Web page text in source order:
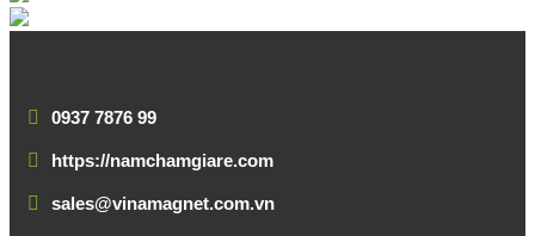
0937 7876 99
https://namchamgiare.com
sales@vinamagnet.com.vn